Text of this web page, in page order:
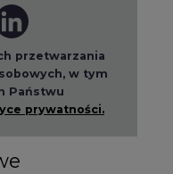
przetwarzania
w tym
Państwu
prywatności.